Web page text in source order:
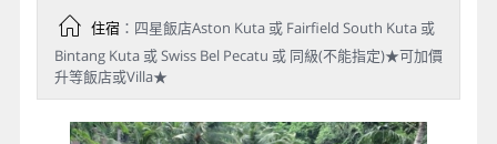
住宿：四星飯店Aston Kuta 或 Fairfield South Kuta 或
Bintang Kuta 或 Swiss Bel Pecatu 或 同級(不能指定)★可加價
升等飯店或Villa★